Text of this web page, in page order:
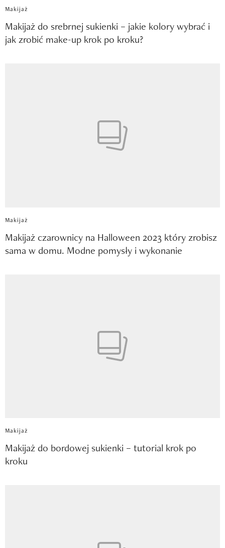
Makijaż
Makijaż do srebrnej sukienki – jakie kolory wybrać i
jak zrobić make-up krok po kroku?
Makijaż
Makijaż czarownicy na Halloween 2023 który zrobisz
sama w domu. Modne pomysły i wykonanie
Makijaż
Makijaż do bordowej sukienki – tutorial krok po
kroku